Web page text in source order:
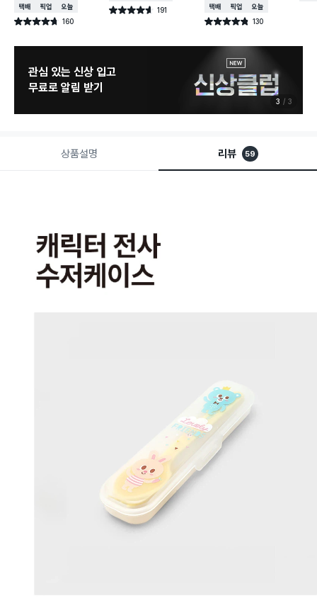
택배배송매장픽업오늘배송
별점 4.7점 160
건 작성
별점 4.6점 191
건 작성
택배배송매장픽업오늘배송
별점 4.8점 130
건 작성
관심 있는 신상 입고
무료로 알림 받기
3 3
상품설명 리뷰 59